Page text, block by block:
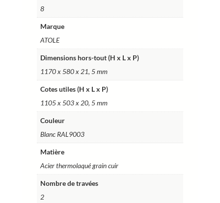
8
Marque
ATOLE
Dimensions hors-tout (H x L x P)
1170 x 580 x 21, 5 mm
Cotes utiles (H x L x P)
1105 x 503 x 20, 5 mm
Couleur
Blanc RAL9003
Matière
Acier thermolaqué grain cuir
Nombre de travées
2